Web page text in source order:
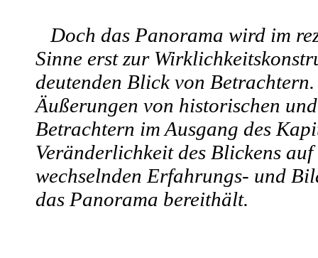
Doch das Panorama wird im
Sinne erst zur
deutenden Blick von
Äußerungen von historischen
Betrachtern im Ausgang des
Veränderlichkeit des Blickens
wechselnden Erfahrungs- und
das Panorama bereithält.